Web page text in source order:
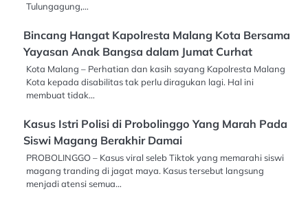
Tulungagung,…
Bincang Hangat Kapolresta Malang Kota Bersama
Yayasan Anak Bangsa dalam Jumat Curhat
Kota Malang – Perhatian dan kasih sayang Kapolresta Malang
Kota kepada disabilitas tak perlu diragukan lagi. Hal ini
membuat tidak…
Kasus Istri Polisi di Probolinggo Yang Marah Pada
Siswi Magang Berakhir Damai
PROBOLINGGO – Kasus viral seleb Tiktok yang memarahi siswi
magang tranding di jagat maya. Kasus tersebut langsung
menjadi atensi semua…